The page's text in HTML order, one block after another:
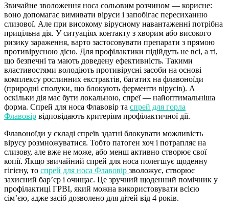
Звичайне зволоження носа сольовим розчином — корисне:
воно допомагає вимивати віруси і запобігає пересиханню
слизової. Але при високому вірусному навантаженні потрібна
прицільна дія. У ситуаціях контакту з хворим або високого
ризику зараження, варто застосовувати препарати з прямою
противірусною дією. Для профілактики підійдуть не всі, а ті,
що безпечні та мають доведену ефективність. Такими
властивостями володіють противірусні засоби на основі
комплексу рослинних екстрактів, багатих на флавоноїди
(природні сполуки, що блокують ферменти вірусів). А
оскільки дія має бути локальною, спреї — найоптимальніша
форма. Спрей для носа Флавовір та спрей для горла
Флавовір відповідають критеріям профілактичної дії.
Флавоноїди у складі спреїв здатні блокувати можливість
вірусу розмножуватися. Тобто патоген хоч і потрапляє на
слизову, але вже не може, або менш активно створює свої
копії. Якщо звичайний спрей для носа полегшує щоденну
гігієну, то спрей для носа Флавовір зволожує, створює
захисний бар’єр і очищає. Це зручний щоденний помічник у
профілактиці ГРВІ, який можна використовувати всією
сім’єю, адже засіб дозволено для дітей від 4 років.